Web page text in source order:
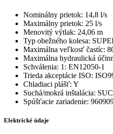
Nominálny prietok: 14,8 l/s
Maximálny prietok: 25 l/s
Menovitý výtlak: 24,06 m
Typ obežného kolesa:
Maximálna veľkosť častíc:
Maximálna hydraulická
Schválenia: 1: EN12050-1
Trieda akceptácie ISO:
Chladiaci plášť: Y
Suchá/mokrá inštalácia:
Spúšťacie zariadenie:
Elektrické údaje